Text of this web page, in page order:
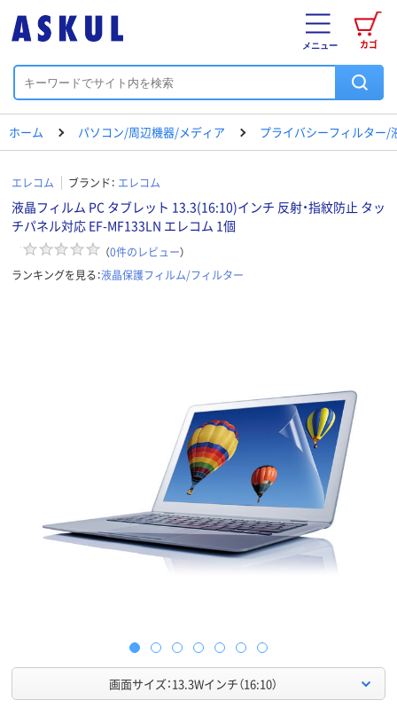
カゴ
メニュー
ホーム パソコン/周辺機器/メディア プライバシーフィルター/
エレコム ブランド： エレコム
液晶フィルム PC タブレット 13.3(16:10)インチ 反射・指紋防止 タッ
チパネル対応 EF-MF133LN エレコム 1個
（0件のレビュー）
ランキングを見る：液晶保護フィルム/フィルター
画面サイズ：13.3Wインチ（16:10）